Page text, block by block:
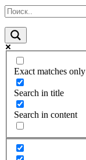
Exact matches only
Search in title
Search in content